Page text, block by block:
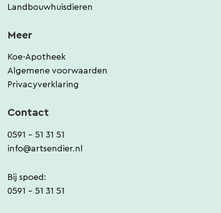
Landbouwhuisdieren
Meer
Koe-Apotheek
Algemene voorwaarden
Privacyverklaring
Contact
0591 - 51 31 51
info@artsendier.nl
Bij spoed:
0591 - 51 31 51